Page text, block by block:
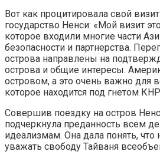
Вот как процитировала свой
государство Ненси: «Мой визит
которое входили многие части
безопасности и партнерства.
острова направлены на
острова и общие интересы.
островом, а это очень важно для
которое находится под гнетом
Совершив поездку на остров
подчеркнула преданность всем
идеализмам. Она дала понять, что
уважать свободу Тайваня